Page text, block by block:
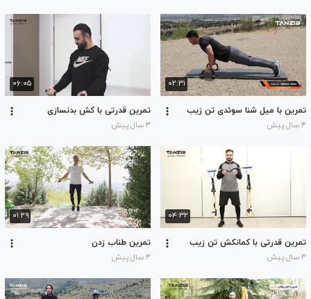
۰۲:۳۱
تمرین با میل شنا سوئدی تن زیب
۳ سال پیش
۰۶:۰۵
تمرین قدرتی با کش بدنسازی
۳ سال پیش
۰۴:۳۲
تمرین قدرتی با کمانکش تن زیب
۳ سال پیش
۰۱:۲۹
تمرین طناب زدن
۳ سال پیش